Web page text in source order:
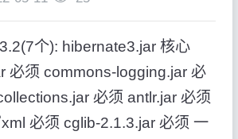
个): hibernate3.jar 核心
必须 commons-logging.jar 必
必须 antlr.jar 必须
必须 cglib-2.1.3.jar 必须 一